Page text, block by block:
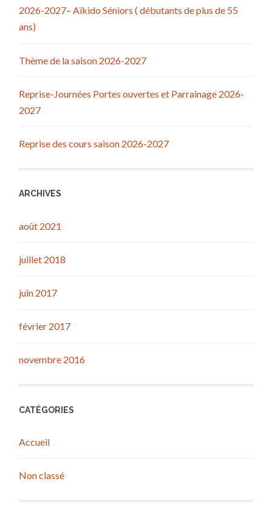
2026-2027– Aïkido Séniors ( débutants de plus de 55
ans)
Thème de la saison 2026-2027
Reprise-Journées Portes ouvertes et Parrainage 2026-
2027
Reprise des cours saison 2026-2027
ARCHIVES
août 2021
juillet 2018
juin 2017
février 2017
novembre 2016
CATÉGORIES
Accueil
Non classé